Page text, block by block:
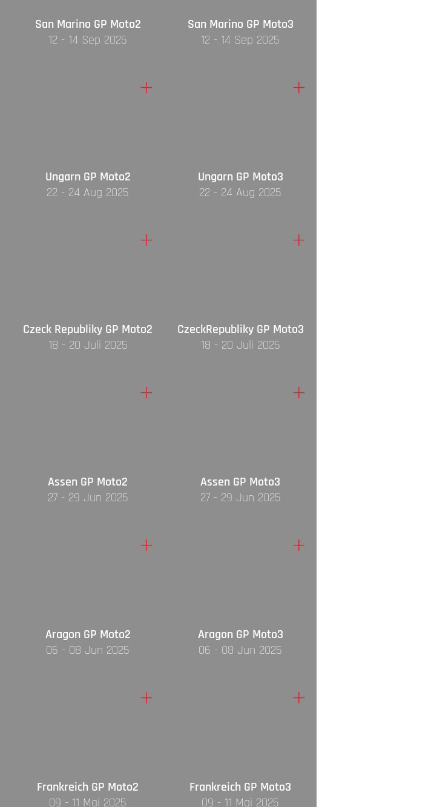
San Marino GP Moto2
12 - 14 Sep 2025
+
San Marino GP Moto3
12 - 14 Sep 2025
+
Ungarn GP Moto2
22 - 24 Aug 2025
+
Ungarn GP Moto3
22 - 24 Aug 2025
+
Czeck Republiky GP Moto2
18 - 20 Juli 2025
+
CzeckRepubliky GP Moto3
18 - 20 Juli 2025
+
Assen GP Moto2
27 - 29 Jun 2025
+
Assen GP Moto3
27 - 29 Jun 2025
+
Aragon GP Moto2
06 - 08 Jun 2025
+
Aragon GP Moto3
06 - 08 Jun 2025
+
Frankreich GP Moto2
09 - 11 Mai 2025
Frankreich GP Moto3
09 - 11 Mai 2025